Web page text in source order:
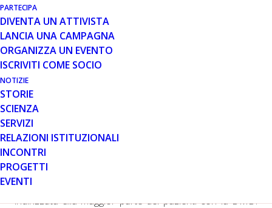
PARTECIPA
DIVENTA UN ATTIVISTA
LANCIA UNA CAMPAGNA
ORGANIZZA UN EVENTO
ISCRIVITI COME SOCIO
NOTIZIE
STORIE
SCIENZA
SERVIZI
RELAZIONI ISTITUZIONALI
INCONTRI
PROGETTI
EVENTI
Cambridge, Mass. and EVRY, France, 21 giugno
2017 (GLOBE NEWSWIRE) — Sarepta Therapeutics,
Inc. (NASDAQ:SRPT) – una company biofarmaceutica in
fase commerciale focalizzata sulla scoperta e sviluppo
di terapie uniche rivolte all’RNA per il trattamento di
patologie neuromuscolari rare – e Genethon,
un’organizzazione no profit per la R&D dedicata allo
sviluppo di bioterapie per patologie genetiche orfane
dalla ricerca alla validazione clinica, hanno sottoscritto
una collaborazione di ricerca sulla terapia genica per lo
sviluppo congiunto di trattamenti per la distrofia
muscolare di Duchenne (DMD). L’approccio di terapia
genica con la micro-distrofina di Genethon può essere
indirizzata alla maggior parte dei pazienti con la DMD.